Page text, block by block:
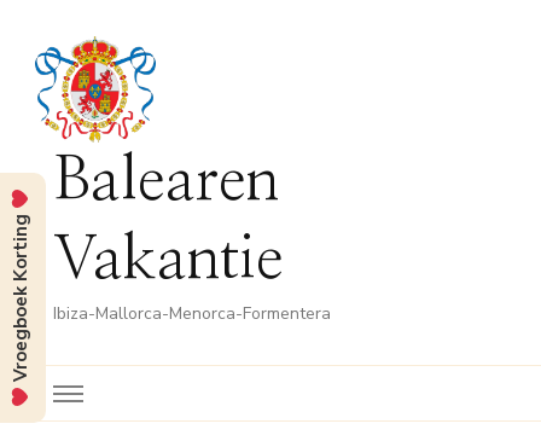
Balearen
Vakantie
Ibiza-Mallorca-Menorca-Formentera
Vroegboek Korting